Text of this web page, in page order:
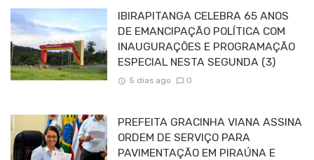
IBIRAPITANGA CELEBRA 65 ANOS
DE EMANCIPAÇÃO POLÍTICA COM
INAUGURAÇÕES E PROGRAMAÇÃO
ESPECIAL NESTA SEGUNDA (3)
5 dias ago 0
PREFEITA GRACINHA VIANA ASSINA
ORDEM DE SERVIÇO PARA
PAVIMENTAÇÃO EM PIRAÚNA E